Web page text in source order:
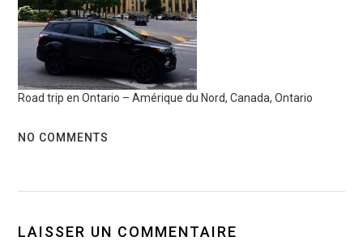
Road trip en Ontario – Amérique du Nord, Canada, Ontario
NO COMMENTS
LAISSER UN COMMENTAIRE